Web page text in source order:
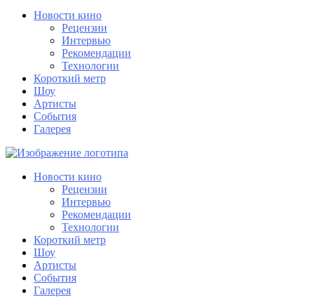
Новости кино
Рецензии
Интервью
Рекомендации
Технологии
Короткий метр
Шоу
Артисты
События
Галерея
Новости кино
Рецензии
Интервью
Рекомендации
Технологии
Короткий метр
Шоу
Артисты
События
Галерея